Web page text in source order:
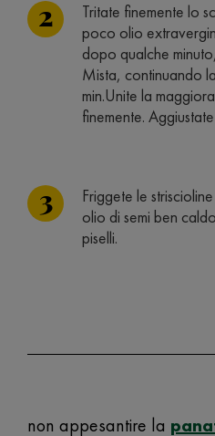
Tritate finemente lo
poco olio
dopo qualche
Mista, continuando
min.Unite la
finemente.
Friggete le
olio di semi ben
piselli.
non appesantire la